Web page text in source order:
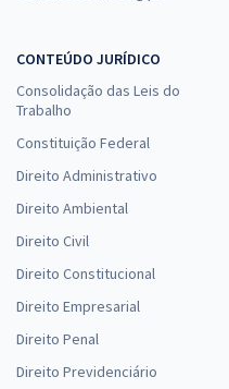
CONTEÚDO JURÍDICO
Consolidação das Leis do
Trabalho
Constituição Federal
Direito Administrativo
Direito Ambiental
Direito Civil
Direito Constitucional
Direito Empresarial
Direito Penal
Direito Previdenciário